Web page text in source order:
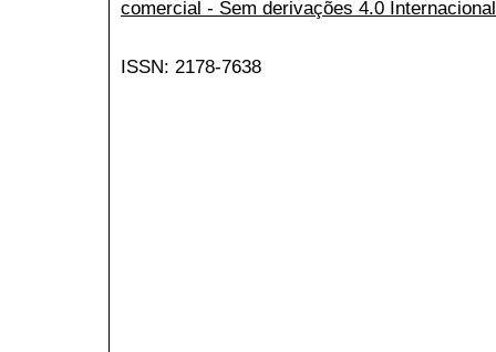
comercial - Sem derivações 4.0 Internacional
ISSN: 2178-7638